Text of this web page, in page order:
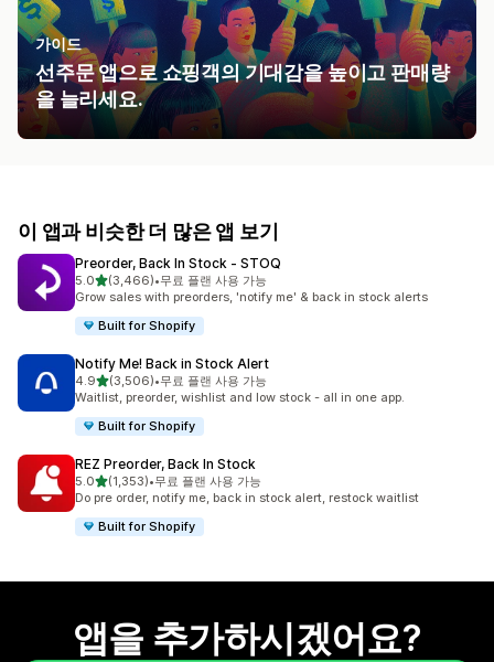
가이드
선주문 앱으로 쇼핑객의 기대감을 높이고 판매량
을 늘리세요.
이 앱과 비슷한 더 많은 앱 보기
Preorder, Back In Stock ‑ STOQ
5.0별 5개 중
(3,466)
총 리뷰 3466개
•무료 플랜 사용 가능
Grow sales with preorders, 'notify me' & back in stock alerts
Built for Shopify
Notify Me! Back in Stock Alert
4.9별 5개 중
(3,506)
총 리뷰 3506개
•무료 플랜 사용 가능
Waitlist, preorder, wishlist and low stock - all in one app.
Built for Shopify
REZ Preorder, Back In Stock
5.0별 5개 중
(1,353)
총 리뷰 1353개
•무료 플랜 사용 가능
Do pre order, notify me, back in stock alert, restock waitlist
Built for Shopify
앱을 추가하시겠어요?